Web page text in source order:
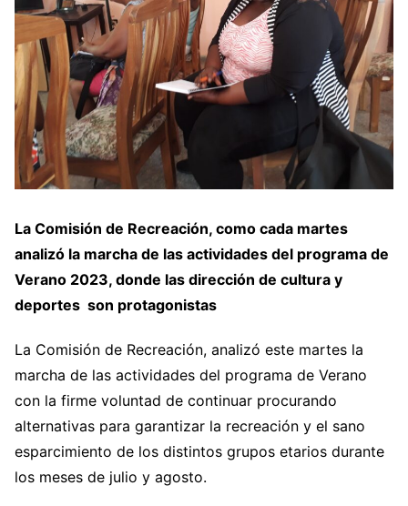
La Comisión de Recreación, como cada martes
analizó la marcha de las actividades del programa de
Verano 2023, donde las dirección de cultura y
deportes son protagonistas
La Comisión de Recreación, analizó este martes la
marcha de las actividades del programa de Verano
con la firme voluntad de continuar procurando
alternativas para garantizar la recreación y el sano
esparcimiento de los distintos grupos etarios durante
los meses de julio y agosto.